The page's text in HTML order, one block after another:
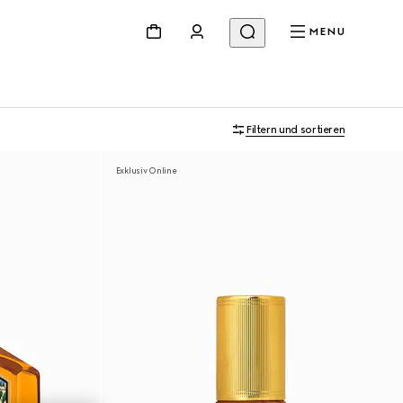
MENU
Filtern und sortieren
Exklusiv Online